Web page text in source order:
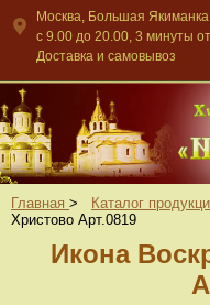
Москва, Большая
c 9.00 до 20.00, 3 минуты
Доставка и самовывоз
Главная > Каталог
Христово Арт.0819
Икона